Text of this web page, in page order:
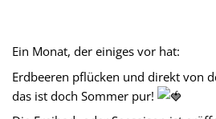
Ein Monat, der einiges vor hat:
Erdbeeren pflücken und direkt von
das ist doch Sommer pur!